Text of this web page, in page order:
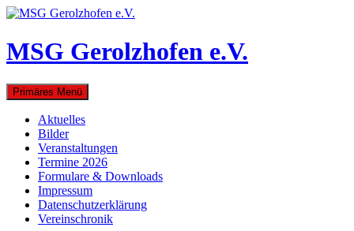
Zum
springen
MSG Gerolzhofen e.V.
Suchen
Primäres Menü
Aktuelles
Bilder
Veranstaltungen
Termine 2026
Formulare & Downloads
Impressum
Datenschutzerklärung
Vereinschronik